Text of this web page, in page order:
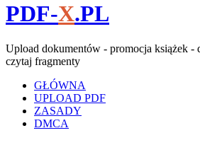
PDF-X.PL
Upload dokumentów - promocja książek -
czytaj fragmenty
GŁÓWNA
UPLOAD PDF
ZASADY
DMCA